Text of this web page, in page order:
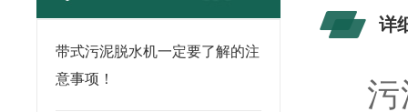
带式污泥脱水机一定要了解的注
意事项！
详